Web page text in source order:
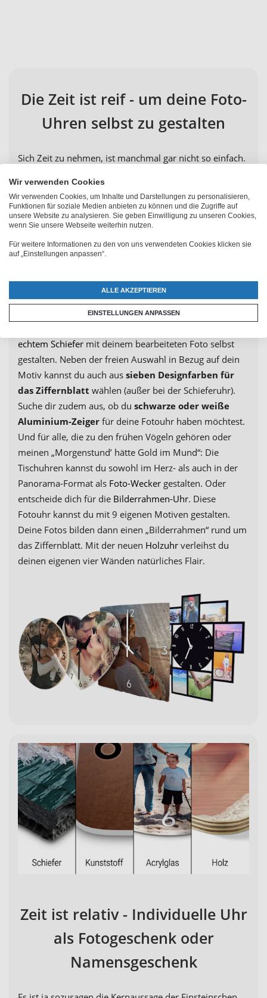
Die Zeit ist reif - um deine Foto-
Uhren selbst zu gestalten
Sich Zeit zu nehmen, ist manchmal gar nicht so einfach.
wir dir, deine schönsten Fotos herauszusuchen und bei
PhotoFancy hochzuladen. Denn hier kannst du deine
Funktionen zur reinen Bildoptimierung bieten wir dir
Bild-Collagen. Das Ergebnis kannst du über „Foto
verwenden“ schließlich bequem auf eine Fotouhr aus
unserem Shop drucken lassen. So kannst du eine
echtem Schiefer mit deinem bearbeiteten Foto selbst
gestalten. Neben der freien Auswahl in Bezug auf dein
Motiv kannst du auch aus sieben Designfarben für
das Ziffernblatt wählen (außer bei der Schieferuhr).
Suche dir zudem aus, ob du schwarze oder weiße
Aluminium-Zeiger für deine Fotouhr haben möchtest.
Und für alle, die zu den frühen Vögeln gehören oder
meinen „Morgenstund’ hätte Gold im Mund“: Die
Tischuhren kannst du sowohl im Herz- als auch in der
Panorama-Format als Foto-Wecker gestalten. Oder
entscheide dich für die Bilderrahmen-Uhr. Diese
Fotouhr kannst du mit 9 eigenen Motiven gestalten.
Deine Fotos bilden dann einen „Bilderrahmen“ rund um
das Ziffernblatt. Mit der neuen Holzuhr verleihst du
deinen eigenen vier Wänden natürliches Flair.
Zeit ist relativ - Individuelle Uhr
als Fotogeschenk oder
Namensgeschenk
Wir verwenden Cookies
Wir verwenden Cookies, um Inhalte und Darstellungen zu personalisieren,
Funktionen für soziale Medien anbieten zu können und die Zugriffe auf
unsere Website zu analysieren. Sie geben Einwilligung zu unseren Cookies,
wenn Sie unsere Webseite weiterhin nutzen.
Für weitere Informationen zu den von uns verwendeten Cookies klicken sie
auf „Einstellungen anpassen“.
ALLE AKZEPTIEREN
EINSTELLUNGEN ANPASSEN